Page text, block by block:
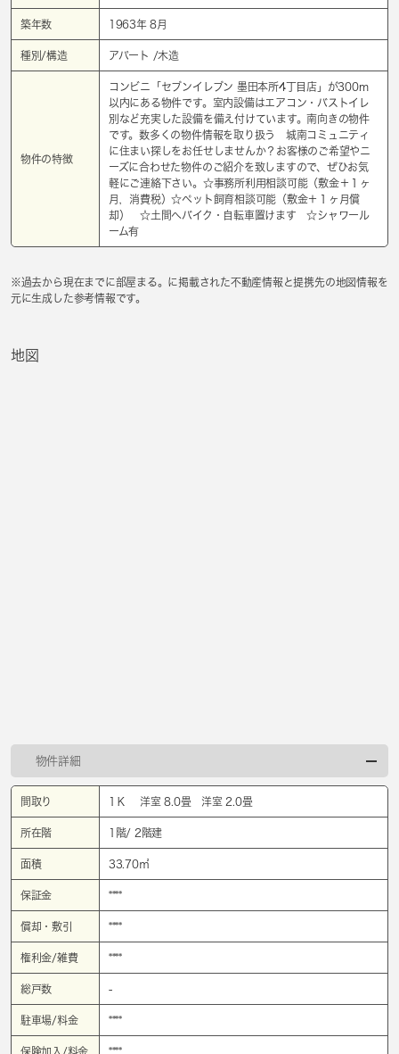
築年数 1963年 8月
種別/構造 アパート /木造
物件の特徴
コンビニ「セブンイレブン 墨田本所4丁目店」が300m
以内にある物件です。室内設備はエアコン・バストイレ
別など充実した設備を備え付けています。南向きの物件
です。数多くの物件情報を取り扱う 城南コミュニティ
に住まい探しをお任せしませんか？お客様のご希望やニ
ーズに合わせた物件のご紹介を致しますので、ぜひお気
軽にご連絡下さい。☆事務所利用相談可能（敷金＋１ヶ
月，消費税）☆ペット飼育相談可能（敷金＋１ヶ月償
却） ☆土間へバイク・自転車置けます ☆シャワール
ーム有
※過去から現在までに部屋まる。に掲載された不動産情報と提携先の地図情報を
元に生成した参考情報です。
地図
物件詳細
間取り 1Ｋ 洋室 8.0畳 洋室 2.0畳
所在階 1階/ 2階建
面積 33.70㎡
保証金 ****
償却・敷引 ****
権利金/雑費 ****
総戸数 -
駐車場/料金 ****
保険加入/料金 ****